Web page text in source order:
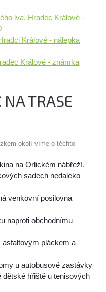
lva, Hradec Králové -
Králové - nálepka
Králové - známka
NA TRASE
okolí víme o těchto
na Orlickém nábřeží.
sadech nedaleko
venkovní posilovna
naproti obchodnímu
pláckem a
u autobusové zastávky
dětské hřiště u tenisových